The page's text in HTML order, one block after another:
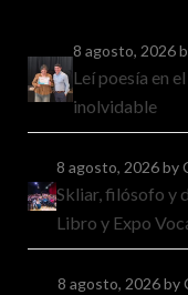
8 agosto, 2026
Leí poesía en
inolvidable
8 agosto, 2026by
Skliar, filósofo y
Libro y Expo
8 agosto, 2026by